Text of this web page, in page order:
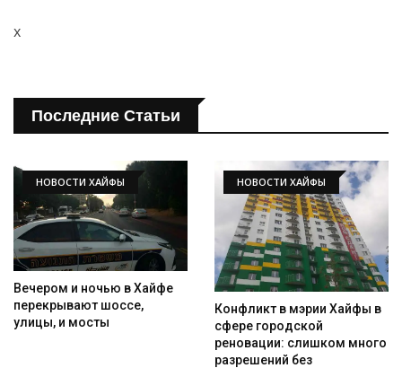
x
Последние Статьи
НОВОСТИ ХАЙФЫ
Вечером и ночью в Хайфе
перекрывают шоссе,
улицы, и мосты
НОВОСТИ ХАЙФЫ
Конфликт в мэрии Хайфы в
сфере городской
реновации: слишком много
разрешений без